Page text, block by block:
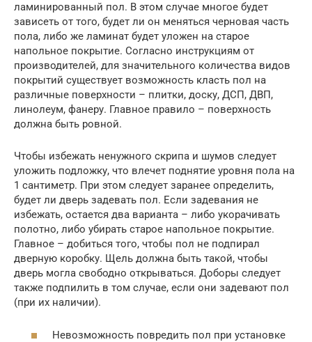
ламинированный пол. В этом случае многое будет
зависеть от того, будет ли он меняться черновая часть
пола, либо же ламинат будет уложен на старое
напольное покрытие. Согласно инструкциям от
производителей, для значительного количества видов
покрытий существует возможность класть пол на
различные поверхности – плитки, доску, ДСП, ДВП,
линолеум, фанеру. Главное правило – поверхность
должна быть ровной.
Чтобы избежать ненужного скрипа и шумов следует
уложить подложку, что влечет поднятие уровня пола на
1 сантиметр. При этом следует заранее определить,
будет ли дверь задевать пол. Если задевания не
избежать, остается два варианта – либо укорачивать
полотно, либо убирать старое напольное покрытие.
Главное – добиться того, чтобы пол не подпирал
дверную коробку. Щель должна быть такой, чтобы
дверь могла свободно открываться. Доборы следует
также подпилить в том случае, если они задевают пол
(при их наличии).
Невозможноcть повредить пол при установке